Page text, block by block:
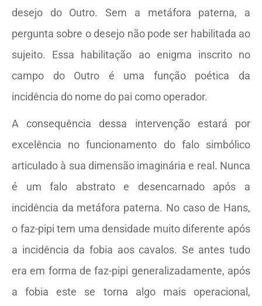
desejo do Outro. Sem a metáfora paterna, a
pergunta sobre o desejo não pode ser habilitada ao
sujeito. Essa habilitação ao enigma inscrito no
campo do Outro é uma função poética da
incidência do nome do pai como operador.
A consequência dessa intervenção estará por
excelência no funcionamento do falo simbólico
articulado à sua dimensão imaginária e real. Nunca
é um falo abstrato e desencarnado após a
incidência da metáfora paterna. No caso de Hans,
o faz-pipi tem uma densidade muito diferente após
a incidência da fobia aos cavalos. Se antes tudo
era em forma de faz-pipi generalizadamente, após
a fobia este se torna algo mais operacional,